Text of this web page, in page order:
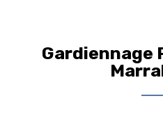
Gardiennage